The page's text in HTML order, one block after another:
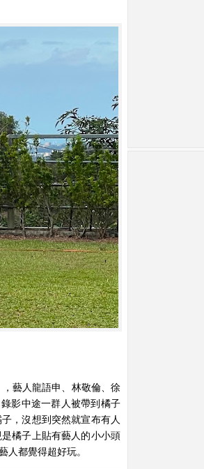
藝人龍語申、林敬倫、徐
影中途一群人被帶到橘子
，沒想到突然就宣布有人
橘子上貼有藝人的小小頭
人都覺得超好玩。